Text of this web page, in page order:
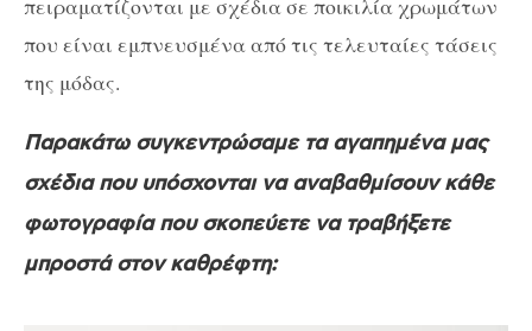
πειραματίζονται με σχέδια σε ποικιλία χρωμάτων
που είναι εμπνευσμένα από τις τελευταίες τάσεις
της μόδας.
Παρακάτω συγκεντρώσαμε τα αγαπημένα μας
σχέδια που υπόσχονται να αναβαθμίσουν κάθε
φωτογραφία που σκοπεύετε να τραβήξετε
μπροστά στον καθρέφτη: